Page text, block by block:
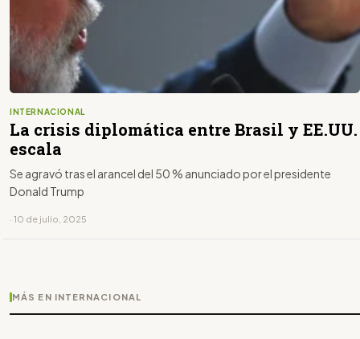
INTERNACIONAL
La crisis diplomática entre Brasil y EE.UU.
escala
Se agravó tras el arancel del 50 % anunciado por el presidente
Donald Trump
· 10 de julio, 2025
MÁS EN INTERNACIONAL